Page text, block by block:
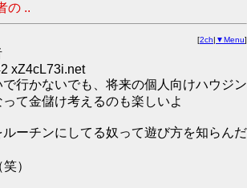
の ..
[2ch| ▼Menu]
xZ4cL73i.net
行かないでも、将来の個人向けハウジン
て金儲け考えるのも楽しいよ
ーチンにしてる奴って遊び方を知らんだ
）